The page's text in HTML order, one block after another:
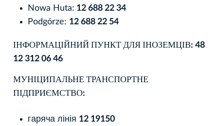
Nowa Huta: 12 688 22 34
Podgórze: 12 688 22 54
ІНФОРМАЦІЙНИЙ ПУНКТ ДЛЯ ІНОЗЕМЦІВ: 48
12 312 06 46
МУНІЦИПАЛЬНЕ ТРАНСПОРТНЕ
ПІДПРИЄМСТВО:
гаряча лінія 12 19150